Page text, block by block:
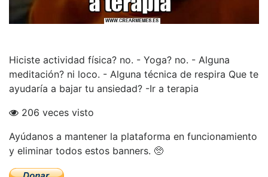
Hiciste actividad física? no. - Yoga? no. - Alguna
meditación? ni loco. - Alguna técnica de respira Que te
ayudaría a bajar tu ansiedad? -Ir a terapia
206 veces visto
Ayúdanos a mantener la plataforma en funcionamiento
y eliminar todos estos banners. 🥺